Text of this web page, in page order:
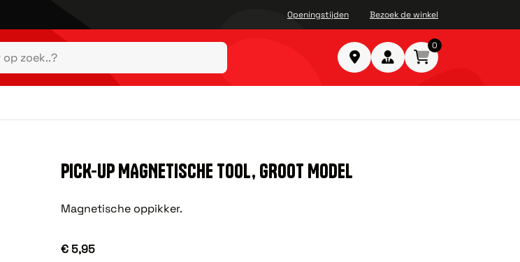
Openingstijden Bezoek de winkel
0
PICK-UP MAGNETISCHE TOOL, GROOT MODEL
Magnetische oppikker.
€ 5,95